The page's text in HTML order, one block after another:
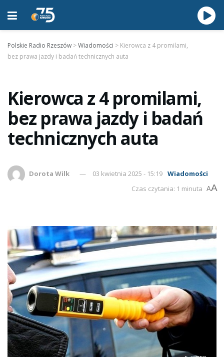
Polskie Radio Rzeszów >Wiadomości > Kierowca z 4 promilami,
bez prawa jazdy i badań technicznych auta
Kierowca z 4 promilami,
bez prawa jazdy i badań
technicznych auta
Dorota Wilk 03 kwietnia 2025 - 15:19 Wiadomości
Czas czytania: 1 minuta AA